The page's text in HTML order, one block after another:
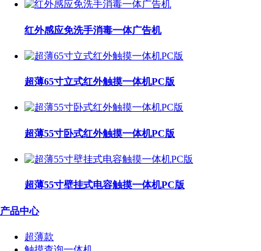
红外感应免洗手消毒一体广告机
超薄65寸立式红外触摸一体机PC版
超薄55寸卧式红外触摸一体机PC版
超薄55寸壁挂式电容触摸一体机PC版
产品中心
超薄款